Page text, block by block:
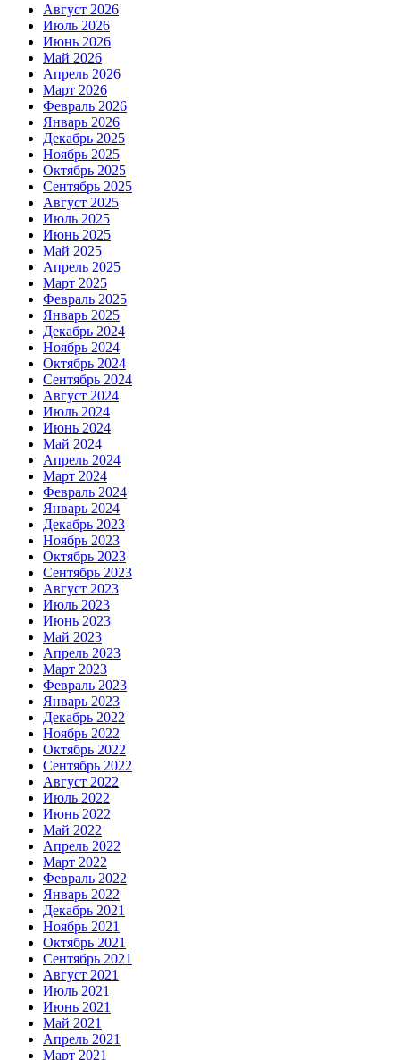
Август 2026
Июль 2026
Июнь 2026
Май 2026
Апрель 2026
Март 2026
Февраль 2026
Январь 2026
Декабрь 2025
Ноябрь 2025
Октябрь 2025
Сентябрь 2025
Август 2025
Июль 2025
Июнь 2025
Май 2025
Апрель 2025
Март 2025
Февраль 2025
Январь 2025
Декабрь 2024
Ноябрь 2024
Октябрь 2024
Сентябрь 2024
Август 2024
Июль 2024
Июнь 2024
Май 2024
Апрель 2024
Март 2024
Февраль 2024
Январь 2024
Декабрь 2023
Ноябрь 2023
Октябрь 2023
Сентябрь 2023
Август 2023
Июль 2023
Июнь 2023
Май 2023
Апрель 2023
Март 2023
Февраль 2023
Январь 2023
Декабрь 2022
Ноябрь 2022
Октябрь 2022
Сентябрь 2022
Август 2022
Июль 2022
Июнь 2022
Май 2022
Апрель 2022
Март 2022
Февраль 2022
Январь 2022
Декабрь 2021
Ноябрь 2021
Октябрь 2021
Сентябрь 2021
Август 2021
Июль 2021
Июнь 2021
Май 2021
Апрель 2021
Март 2021